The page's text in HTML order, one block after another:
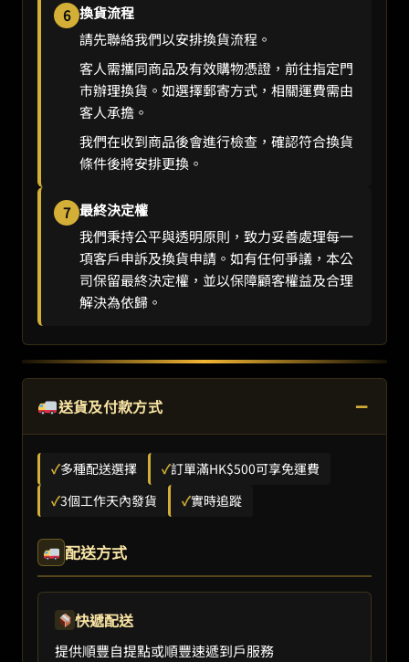
6 換貨流程
請先聯絡我們以安排換貨流程。
客人需攜同商品及有效購物憑證，前往指定門
市辦理換貨。如選擇郵寄方式，相關運費需由
客人承擔。
我們在收到商品後會進行檢查，確認符合換貨
條件後將安排更換。
7 最終決定權
我們秉持公平與透明原則，致力妥善處理每一
項客戶申訴及換貨申請。如有任何爭議，本公
司保留最終決定權，並以保障顧客權益及合理
解決為依歸。
送貨及付款方式 −
✓多種配送選擇 ✓訂單滿HK$500可享免運費
✓3個工作天內發貨 ✓實時追蹤
配送方式
快遞配送
提供順豐自提點或順豐速遞到戶服務